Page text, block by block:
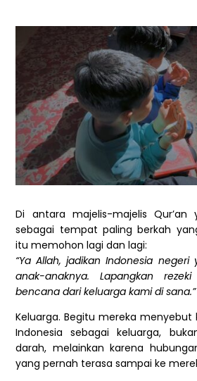
Di antara majelis-majelis Qur’an
sebagai tempat paling berkah
itu memohon lagi dan lagi:
“Ya Allah, jadikan Indonesia negeri
anak-anaknya. Lapangkan
bencana dari keluarga kami di sana.”
Keluarga. Begitu mereka
Indonesia sebagai keluarga,
darah, melainkan karena
yang pernah terasa sampai ke